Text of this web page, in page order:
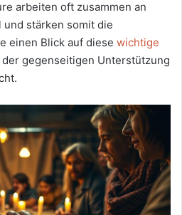
arbeiten oft zusammen an
stärken somit die
einen Blick auf diese wichtige
der gegenseitigen Unterstützung